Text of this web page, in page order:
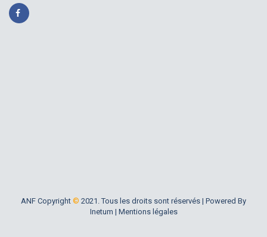
ANF Copyright © 2021. Tous les droits sont réservés | Powered By
Inetum | Mentions légales